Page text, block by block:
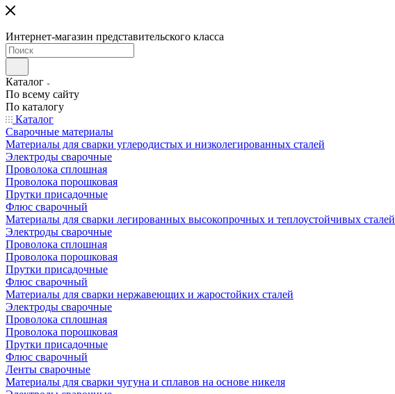
Интернет-магазин представительского класса
Каталог
По всему сайту
По каталогу
Каталог
Сварочные материалы
Материалы для сварки углеродистых и низколегированных сталей
Электроды сварочные
Проволока сплошная
Проволока порошковая
Прутки присадочные
Флюс сварочный
Материалы для сварки легированных высокопрочных и теплоустойчивых сталей
Электроды сварочные
Проволока сплошная
Проволока порошковая
Прутки присадочные
Флюс сварочный
Материалы для сварки нержавеющих и жаростойких сталей
Электроды сварочные
Проволока сплошная
Проволока порошковая
Прутки присадочные
Флюс сварочный
Ленты сварочные
Материалы для сварки чугуна и сплавов на основе никеля